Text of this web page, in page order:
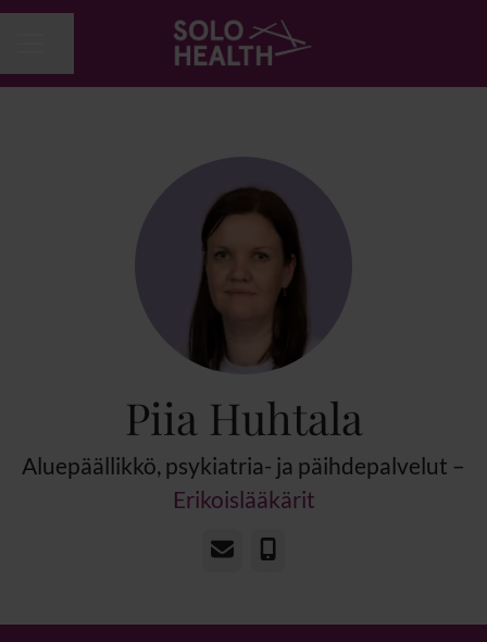
Piia Huhtala
Aluepäällikkö, psykiatria- ja päihdepalvelut –
Erikoislääkärit
SähköpostiPuhelin